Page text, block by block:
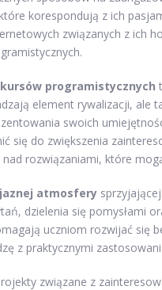
korespondują z ich
związanych z ich
programistycznych
element rywalizacji, ale
swoich
się do zwiększenia
rozwiązaniami, które
atmosfery
dzielenia się pomysłami
uczniom rozwijać się
z praktycznymi
związane z